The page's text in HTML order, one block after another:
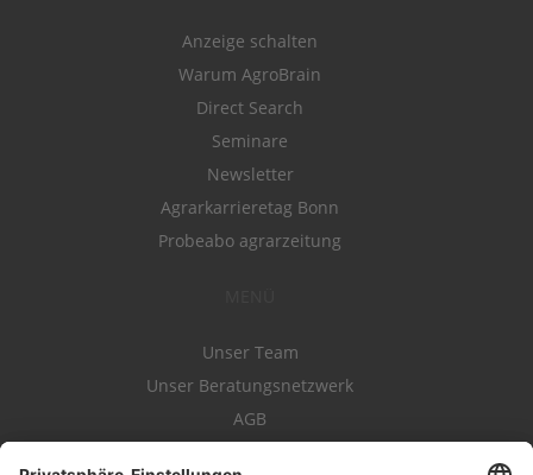
Anzeige schalten
Warum AgroBrain
Direct Search
Seminare
Newsletter
Agrarkarrieretag Bonn
Probeabo agrarzeitung
Unser Team
Unser Beratungsnetzwerk
AGB